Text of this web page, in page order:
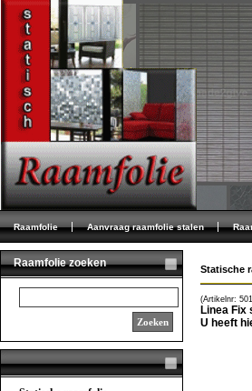
Raamfolie Aanvraag raamfolie stalen
Raamfolie zoeken
Zoeken
Statische
(Artikelnr:
Linea Fix
U heeft